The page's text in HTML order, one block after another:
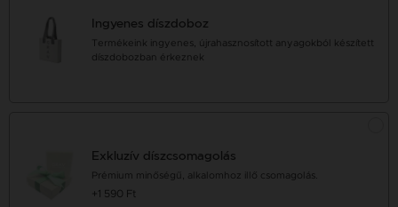
Ingyenes díszdoboz
Termékeink ingyenes, újrahasznosított anyagokból készített
díszdobozban érkeznek
Exkluzív díszcsomagolás
Prémium minőségű, alkalomhoz illő csomagolás.
+1 590 Ft